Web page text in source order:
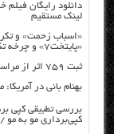
لینک مستقیم
«اسباب زحمت» و
«پایتخت۷» و چرخه تکرار
ثبت ۷۵۹ اثر از مراسم وداع و تشییع رهبر شهید انقلاب
بهنام بانی در
بررسی تطبیقی کپی
کپی‌برداری مو به